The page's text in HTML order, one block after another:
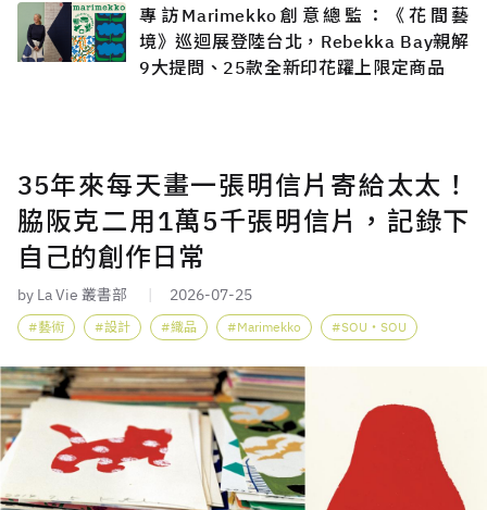
專訪Marimekko創意總監：《花間藝
境》巡迴展登陸台北，Rebekka Bay親解
9大提問、25款全新印花躍上限定商品
35年來每天畫一張明信片寄給太太！
脇阪克二用1萬5千張明信片，記錄下
自己的創作日常
by La Vie 叢書部 2026-07-25
藝術 設計 織品 Marimekko SOU・SOU